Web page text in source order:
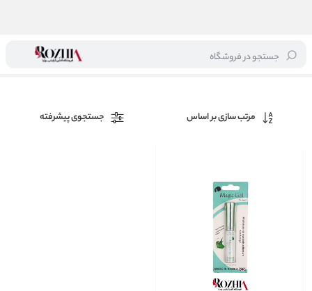
جستجو در فروشگاهخانه/ برند ها/
MAJIC GIRL
مرتب سازی بر اساس جستجوی پیشرفته